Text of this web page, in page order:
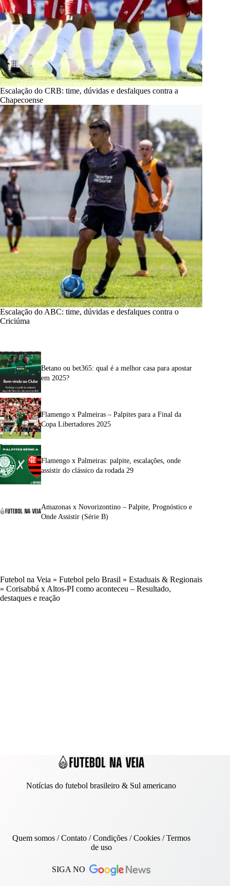
Escalação do CRB: time, dúvidas e desfalques contra a
Chapecoense
Escalação do ABC: time, dúvidas e desfalques contra o
Criciúma
Betano ou bet365: qual é a melhor casa para apostar
em 2025?
Flamengo x Palmeiras – Palpites para a Final da
Copa Libertadores 2025
Flamengo x Palmeiras: palpite, escalações, onde
assistir do clássico da rodada 29
Amazonas x Novorizontino – Palpite, Prognóstico e
Onde Assistir (Série B)
Futebol na Veia » Futebol pelo Brasil » Estaduais & Regionais
» Corisabbá x Altos-PI como aconteceu – Resultado,
destaques e reação
Notícias do futebol brasileiro & Sul americano
Quem somos/Contato/ Condições /Cookies/Termos
de uso
SIGA NO